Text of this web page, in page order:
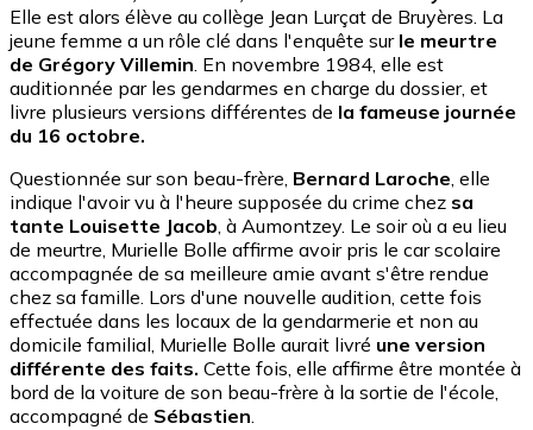
Elle est alors élève au collège Jean Lurçat de Bruyères. La
jeune femme a un rôle clé dans l'enquête surle meurtre
de Grégory Villemin. En novembre 1984, elle est
auditionnée par les gendarmes en charge du dossier, et
livre plusieurs versions différentes de la fameuse journée
du 16 octobre.
Questionnée sur son beau-frère, Bernard Laroche, elle
indique l'avoir vu à l'heure supposée du crime chez sa
tante Louisette Jacob, à Aumontzey. Le soir où a eu lieu
de meurtre, Murielle Bolle affirme avoir pris le car scolaire
accompagnée de sa meilleure amie avant s'être rendue
chez sa famille. Lors d'une nouvelle audition, cette fois
effectuée dans les locaux de la gendarmerie et non au
domicile familial, Murielle Bolle aurait livré une version
différente des faits. Cette fois, elle affirme être montée à
bord de la voiture de son beau-frère à la sortie de l'école,
accompagné de Sébastien.